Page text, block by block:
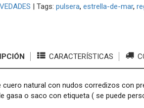
| Tags: pulsera estrella-de-mar
CARACTERÍSTICAS
cuero natural con nudos corredizos con
gasa o saco con etiqueta ( se puede